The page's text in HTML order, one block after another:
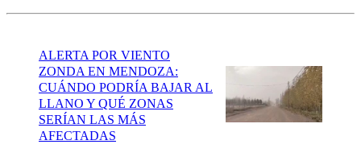
ALERTA POR VIENTO
ZONDA EN MENDOZA:
CUÁNDO PODRÍA BAJAR AL
LLANO Y QUÉ ZONAS
SERÍAN LAS MÁS
AFECTADAS